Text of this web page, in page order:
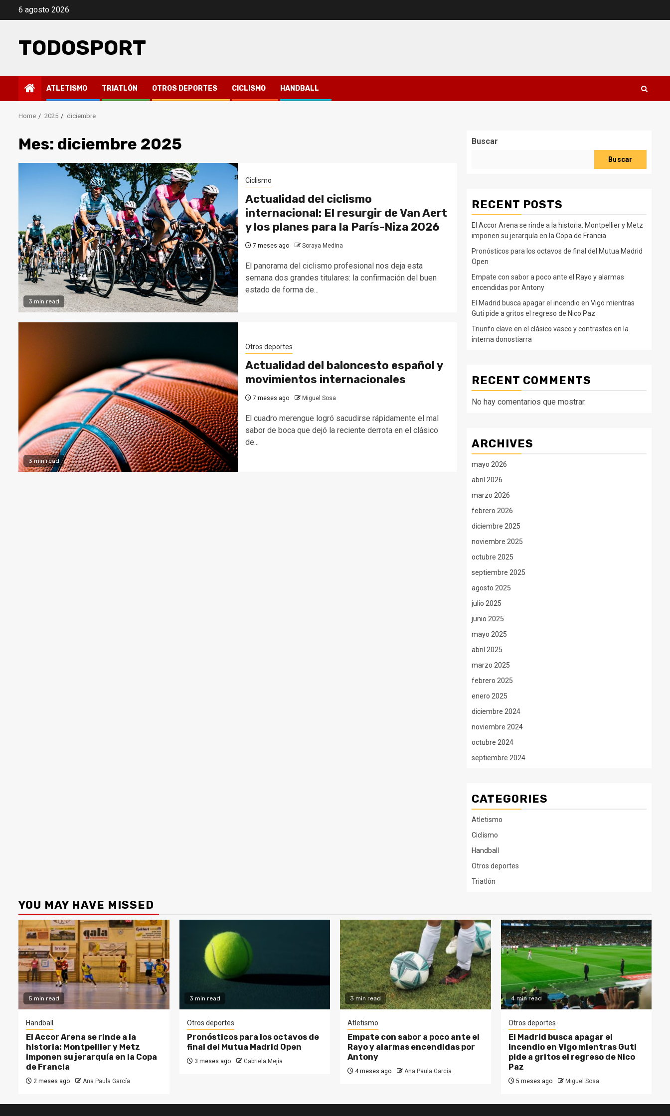
6 agosto 2026
TODOSPORT
ATLETISMO TRIATLÓN OTROS DEPORTES CICLISMO HANDBALL
Home 2025 diciembre
Mes: diciembre 2025
3 min read
Ciclismo
Actualidad del ciclismo
internacional: El resurgir de Van Aert
y los planes para la París-Niza 2026
7 meses ago Soraya Medina
El panorama del ciclismo profesional nos deja esta
semana dos grandes titulares: la confirmación del buen
estado de forma de...
3 min read
Otros deportes
Actualidad del baloncesto español y
movimientos internacionales
7 meses ago Miguel Sosa
El cuadro merengue logró sacudirse rápidamente el mal
sabor de boca que dejó la reciente derrota en el clásico
de...
Buscar
Buscar
RECENT POSTS
El Accor Arena se rinde a la historia: Montpellier y Metz
imponen su jerarquía en la Copa de Francia
Pronósticos para los octavos de final del Mutua Madrid
Open
Empate con sabor a poco ante el Rayo y alarmas
encendidas por Antony
El Madrid busca apagar el incendio en Vigo mientras
Guti pide a gritos el regreso de Nico Paz
Triunfo clave en el clásico vasco y contrastes en la
interna donostiarra
RECENT COMMENTS
No hay comentarios que mostrar.
ARCHIVES
mayo 2026
abril 2026
marzo 2026
febrero 2026
diciembre 2025
noviembre 2025
octubre 2025
septiembre 2025
agosto 2025
julio 2025
junio 2025
mayo 2025
abril 2025
marzo 2025
febrero 2025
enero 2025
diciembre 2024
noviembre 2024
octubre 2024
septiembre 2024
CATEGORIES
Atletismo
Ciclismo
Handball
Otros deportes
Triatlón
YOU MAY HAVE MISSED
5 min read
Handball
El Accor Arena se rinde a la
historia: Montpellier y Metz
imponen su jerarquía en la Copa
de Francia
2 meses ago Ana Paula García
3 min read
Otros deportes
Pronósticos para los octavos de
final del Mutua Madrid Open
3 meses ago Gabriela Mejía
3 min read
Atletismo
Empate con sabor a poco ante el
Rayo y alarmas encendidas por
Antony
4 meses ago Ana Paula García
4 min read
Otros deportes
El Madrid busca apagar el
incendio en Vigo mientras Guti
pide a gritos el regreso de Nico
Paz
5 meses ago Miguel Sosa